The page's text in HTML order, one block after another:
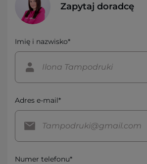
Zapytaj doradcę
Imię i nazwisko*
Adres e-mail*
Numer telefonu*